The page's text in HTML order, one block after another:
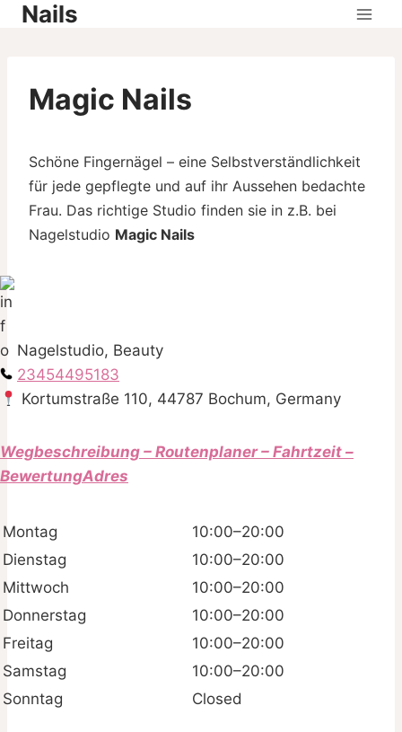
SkipNails
Magic Nails
Schöne Fingernägel – eine Selbstverständlichkeit
für jede gepflegte und auf ihr Aussehen bedachte
Frau. Das richtige Studio finden sie in z.B. bei
Nagelstudio Magic Nails
Nagelstudio, Beauty
23454495183
Kortumstraße 110, 44787 Bochum, Germany
Wegbeschreibung – Routenplaner – Fahrtzeit –
BewertungAdres
Montag
10:00–20:00
Dienstag
10:00–20:00
Mittwoch
10:00–20:00
Donnerstag
10:00–20:00
Freitag
10:00–20:00
Samstag
10:00–20:00
Sonntag
Closed